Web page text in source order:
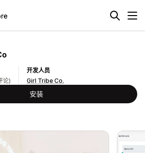
论)
开发人员
Girl Tribe Co.
安装